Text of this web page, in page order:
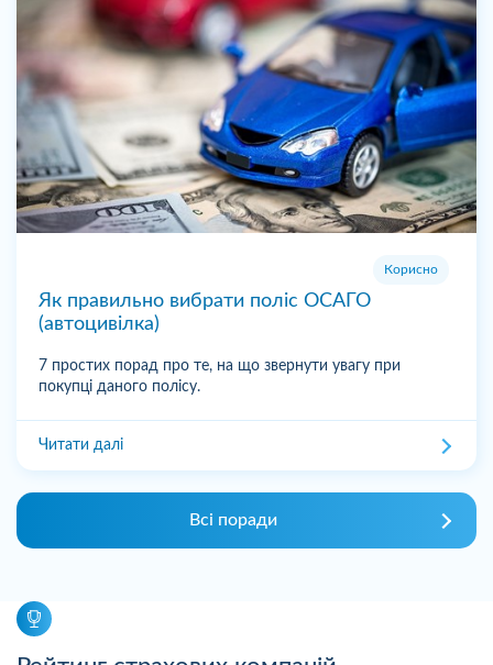
Корисно
Як правильно вибрати поліс ОСАГО
(автоцивілка)
7 простих порад про те, на що звернути увагу при
покупці даного полісу.
Читати далі
Всі поради